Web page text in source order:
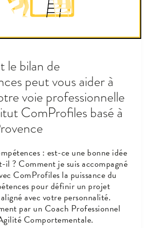
le bilan de
peut vous aider à
voie professionnelle
ComProfiles basé à
: est-ce une bonne idée
il ? Comment je suis accompagné
ComProfiles la puissance du
pour définir un projet
avec votre personnalité.
par un Coach Professionnel
Comportementale.